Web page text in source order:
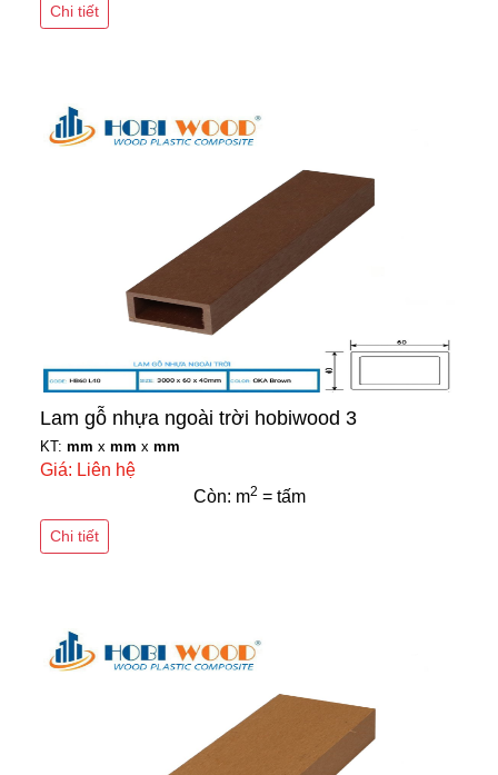
Chi tiết
Lam gỗ nhựa ngoài trời hobiwood 3
KT: mm x mm x mm
Giá: Liên hệ
Còn: m2 = tấm
Chi tiết